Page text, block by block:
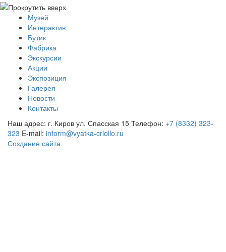
Музей
Интерактив
Бутик
Фабрика
Экскурсии
Акции
Экспозиция
Галерея
Новости
Контакты
Наш адрес: г. Киров ул. Спасская 15 Телефон: +7 (8332) 323-
323 E-mail: inform@vyatka-criollo.ru
Создание сайта